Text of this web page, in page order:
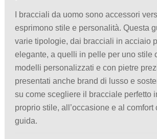
I bracciali da uomo sono accessori
esprimono stile e personalità. Questa
varie tipologie, dai bracciali in acciaio
elegante, a quelli in pelle per uno stile
modelli personalizzati e con pietre
presentati anche brand di lusso e
su come scegliere il bracciale perfetto
proprio stile, all’occasione e al comfort
guida.